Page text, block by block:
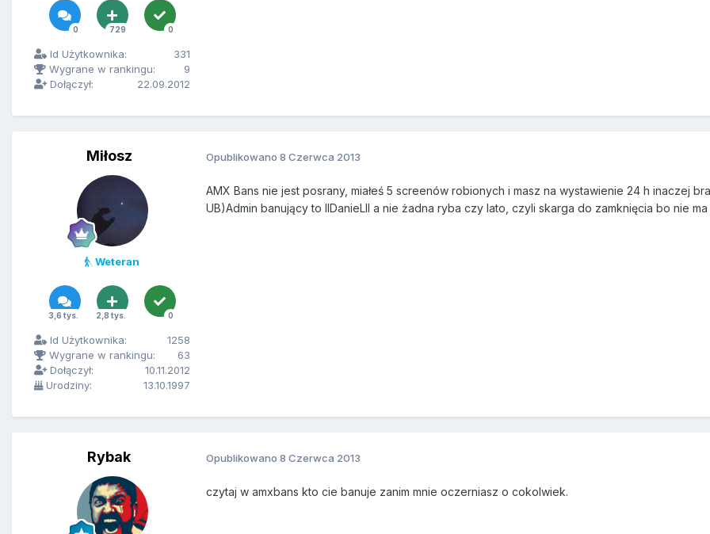
0 729 0
Id Użytkownika:
331
Wygrane w rankingu:
9
Dołączył:
22.09.2012
Miłosz
Weteran
3,6 tys. 2,8 tys. 0
Id Użytkownika:
1258
Wygrane w rankingu:
63
Dołączył:
10.11.2012
Urodziny:
13.10.1997
Opublikowano 8 Czerwca 2013
AMX Bans nie jest posrany, miałeś 5 screenów robionych i masz na wystawienie 24 h inaczej
UB)Admin banujący to IIDanieLII a nie żadna ryba czy lato, czyli skarga do zamknięcia bo nie
Rybak Opublikowano 8 Czerwca 2013
czytaj w amxbans kto cie banuje zanim mnie oczerniasz o cokolwiek.